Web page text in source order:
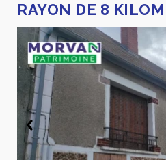
RAYON DE 8